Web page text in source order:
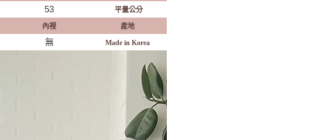
53
平量公分
內裡 產地
無 Made in Korea